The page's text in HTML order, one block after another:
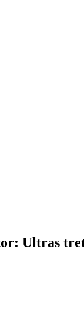
Ultras